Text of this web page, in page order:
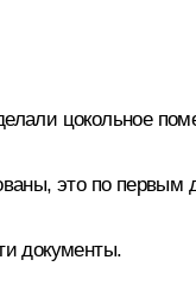
цокольное
это по первым
документы.